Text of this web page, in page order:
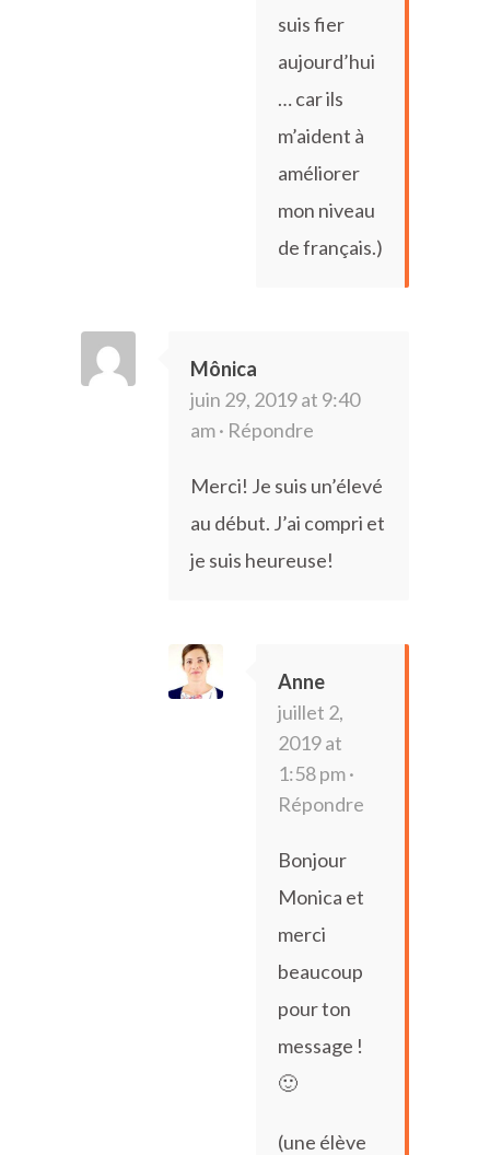
suis fier
aujourd’hui
… car ils
m’aident à
améliorer
mon niveau
de français.)
Mônica
juin 29, 2019 at 9:40
am · Répondre
Merci! Je suis un’élevé
au début. J’ai compri et
je suis heureuse!
Anne
juillet 2,
2019 at
1:58 pm ·
Répondre
Bonjour
Monica et
merci
beaucoup
pour ton
message !
🙂
(une élève